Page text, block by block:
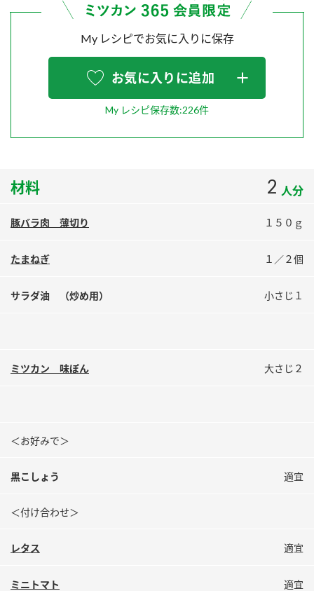
炊き込みご飯の素 米飯用調味液
Fibee
三ツ判山吹
スペシャルサイト
お酢を知ろう！
鍋奉行マニュアル
ミツカンのCM
各部門が大切にしていること
キッザニア東京「ぽん酢工房」
お客様の声をいかしました
販売終了製品のご案内
よくあるご質問
業務用サイト ミツカングループについて 製造所固有記号一覧
My レシピでお気に入りに保存
お気に入りに追加
My レシピ保存数:226件
材料 2 人分
豚バラ肉 薄切り １５０ｇ
たまねぎ １／２個
サラダ油 （炒め用） 小さじ１
ミツカン 味ぽん 大さじ２
＜お好みで＞
黒こしょう 適宜
＜付け合わせ＞
レタス 適宜
ミニトマト 適宜